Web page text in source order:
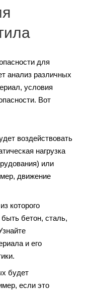
для
анализ различных
условия
Вот
воздействовать
нагрузка
или
движение
которого
бетон, сталь,
и его
будет
если это